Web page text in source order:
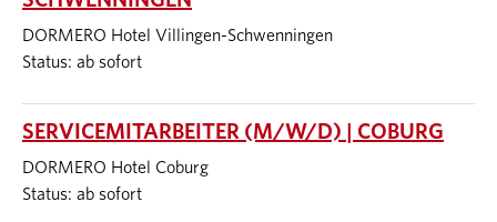
DORMERO Hotel Villingen-Schwenningen
Status: ab sofort
SERVICEMITARBEITER (M/W/D) | COBURG
DORMERO Hotel Coburg
Status: ab sofort